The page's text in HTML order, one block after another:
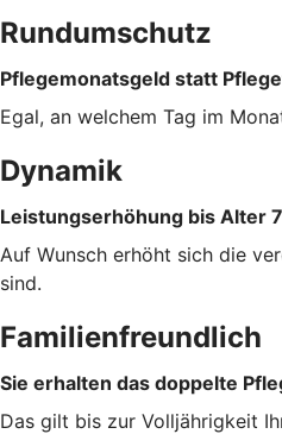
Rundumschutz
Pflegemonatsgeld statt
Egal, an welchem Tag im
Dynamik
Leistungserhöhung bis Alter
Auf Wunsch erhöht sich die
sind.
Familienfreundlich
Sie erhalten das doppelte
Das gilt bis zur Volljährigkeit